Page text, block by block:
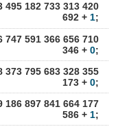
495 182 733 313 420
692 + 1;
747 591 366 656 710
346 + 0;
373 795 683 328 355
173 + 0;
186 897 841 664 177
586 + 1;